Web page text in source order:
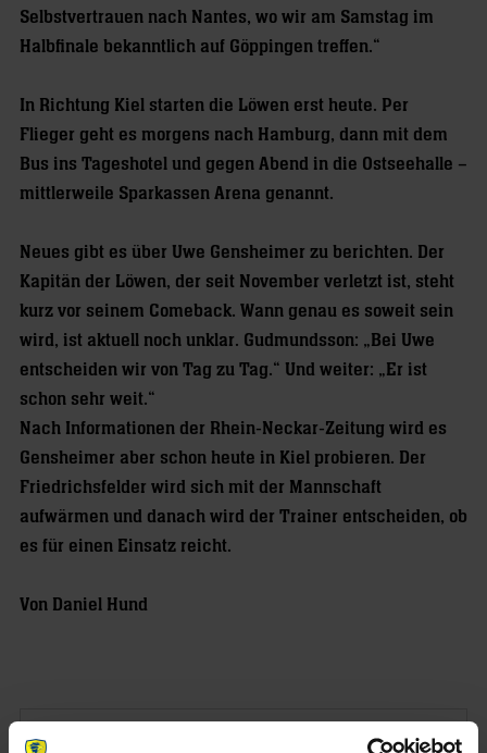
Selbstvertrauen nach Nantes, wo wir am Samstag im
Halbfinale bekanntlich auf Göppingen treffen.“
In Richtung Kiel starten die Löwen erst heute. Per
Flieger geht es morgens nach Hamburg, dann mit dem
Bus ins Tageshotel und gegen Abend in die Ostseehalle –
mittlerweile Sparkassen Arena genannt.
Neues gibt es über Uwe Gensheimer zu berichten. Der
Kapitän der Löwen, der seit November verletzt ist, steht
kurz vor seinem Comeback. Wann genau es soweit sein
wird, ist aktuell noch unklar. Gudmundsson: „Bei Uwe
entscheiden wir von Tag zu Tag.“ Und weiter: „Er ist
schon sehr weit.“
Nach Informationen der Rhein-Neckar-Zeitung wird es
Gensheimer aber schon heute in Kiel probieren. Der
Friedrichsfelder wird sich mit der Mannschaft
aufwärmen und danach wird der Trainer entscheiden, ob
es für einen Einsatz reicht.
Von Daniel Hund
NEWSLETTER